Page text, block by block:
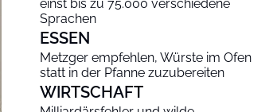
einst bis zu 75.000 verschiedene
Sprachen
ESSEN
Metzger empfehlen, Würste im Ofen
statt in der Pfanne zuzubereiten
WIRTSCHAFT